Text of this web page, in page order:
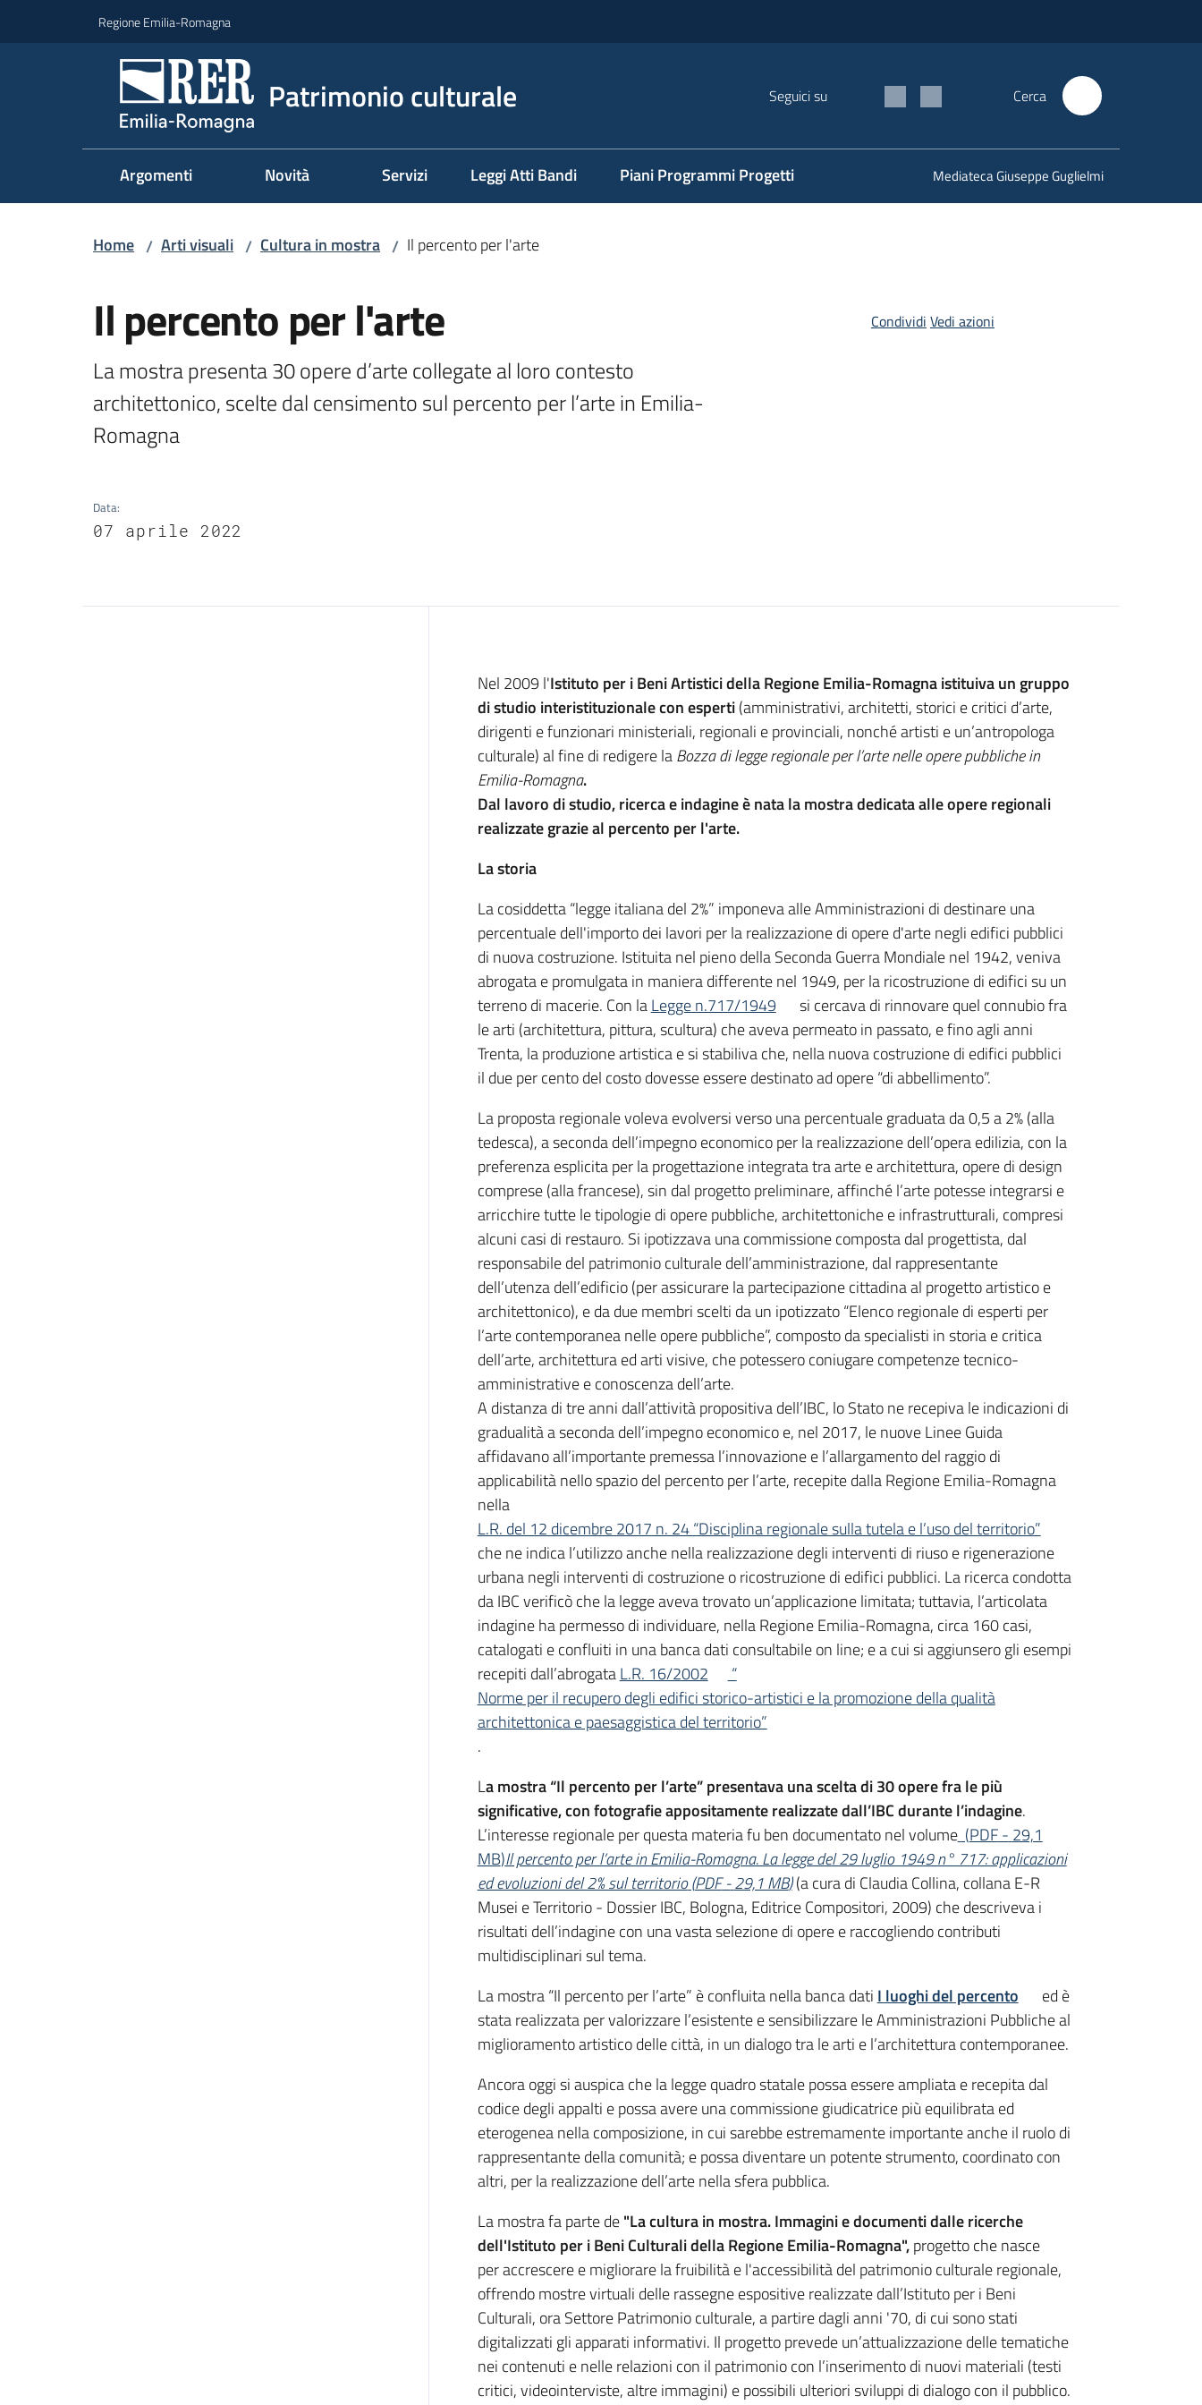
Regione Emilia-Romagna
Patrimonio culturale Seguici su Cerca
Argomenti Novità Servizi Leggi Atti Bandi Piani Programmi Progetti Mediateca Giuseppe Guglielmi
Home / Arti visuali / Cultura in mostra / Il percento per l'arte
Il percento per l'arte
La mostra presenta 30 opere d’arte collegate al loro contesto
architettonico, scelte dal censimento sul percento per l’arte in Emilia-
Romagna
Data:
07 aprile 2022
Condividi Vedi azioni
Introduzione
Nel 2009 l'Istituto per i Beni Artistici della Regione Emilia-Romagna istituiva un gruppo
di studio interistituzionale con esperti(amministrativi, architetti, storici e critici d’arte,
dirigenti e funzionari ministeriali, regionali e provinciali, nonché artisti e un’antropologa
culturale) al fine di redigere laBozza di legge regionale per l’arte nelle opere pubbliche in
Emilia-Romagna.
Dal lavoro di studio, ricerca e indagine è nata la mostra dedicata alle opere regionali
realizzate grazie al percento per l'arte.
La storia
La cosiddetta “legge italiana del 2%” imponeva alle Amministrazioni di destinare una
percentuale dell'importo dei lavori per la realizzazione di opere d'arte negli edifici pubblici
di nuova costruzione. Istituita nel pieno della Seconda Guerra Mondiale nel 1942, veniva
abrogata e promulgata in maniera differente nel 1949, per la ricostruzione di edifici su un
terreno di macerie. Con laLegge n.717/1949
si cercava di rinnovare quel connubio fra
le arti (architettura, pittura, scultura) che aveva permeato in passato, e fino agli anni
Trenta, la produzione artistica e si stabiliva che, nella nuova costruzione di edifici pubblici
il due per cento del costo dovesse essere destinato ad opere “di abbellimento”.
La proposta regionale voleva evolversi verso una percentuale graduata da 0,5 a 2% (alla
tedesca), a seconda dell’impegno economico per la realizzazione dell’opera edilizia, con la
preferenza esplicita per la progettazione integrata tra arte e architettura, opere di design
comprese (alla francese), sin dal progetto preliminare, affinché l’arte potesse integrarsi e
arricchire tutte le tipologie di opere pubbliche, architettoniche e infrastrutturali, compresi
alcuni casi di restauro. Si ipotizzava una commissione composta dal progettista, dal
responsabile del patrimonio culturale dell’amministrazione, dal rappresentante
dell’utenza dell’edificio (per assicurare la partecipazione cittadina al progetto artistico e
architettonico), e da due membri scelti da un ipotizzato “Elenco regionale di esperti per
l’arte contemporanea nelle opere pubbliche”, composto da specialisti in storia e critica
dell’arte, architettura ed arti visive, che potessero coniugare competenze tecnico-
amministrative e conoscenza dell’arte.
A distanza di tre anni dall’attività propositiva dell’IBC, lo Stato ne recepiva le indicazioni di
gradualità a seconda dell’impegno economico e, nel 2017, le nuove Linee Guida
affidavano all’importante premessa l’innovazione e l’allargamento del raggio di
applicabilità nello spazio del percento per l’arte, recepite dalla Regione Emilia-Romagna
nella
L.R. del 12 dicembre 2017 n. 24 “Disciplina regionale sulla tutela e l’uso del territorio”
che ne indica l’utilizzo anche nella realizzazione degli interventi di riuso e rigenerazione
urbana negli interventi di costruzione o ricostruzione di edifici pubblici. La ricerca condotta
da IBC verificò che la legge aveva trovato un’applicazione limitata; tuttavia, l’articolata
indagine ha permesso di individuare, nella Regione Emilia-Romagna, circa 160 casi,
catalogati e confluiti in una banca dati consultabile on line; e a cui si aggiunsero gli esempi
recepiti dall’abrogataL.R. 16/2002
“
Norme per il recupero degli edifici storico-artistici e la promozione della qualità
architettonica e paesaggistica del territorio”
.
La mostra “Il percento per l’arte” presentava una scelta di 30 opere fra le più
significative, con fotografie appositamente realizzate dall’IBC durante l’indagine.
L’interesse regionale per questa materia fu ben documentato nel volume (PDF- 29,1
MB)Il percento per l’arte in Emilia-Romagna. La legge del 29 luglio 1949 n° 717: applicazioni
ed evoluzioni del 2% sul territorio(PDF-29,1 MB)(a cura di Claudia Collina, collana E-R
Musei e Territorio - Dossier IBC, Bologna, Editrice Compositori, 2009) che descriveva i
risultati dell’indagine con una vasta selezione di opere e raccogliendo contributi
multidisciplinari sul tema.
La mostra “Il percento per l’arte” è confluita nella banca dati I luoghi del percento
ed è
stata realizzata per valorizzare l’esistente e sensibilizzare le Amministrazioni Pubbliche al
miglioramento artistico delle città, in un dialogo tra le arti e l’architettura contemporanee.
Ancora oggi si auspica che la legge quadro statale possa essere ampliata e recepita dal
codice degli appalti e possa avere una commissione giudicatrice più equilibrata ed
eterogenea nella composizione, in cui sarebbe estremamente importante anche il ruolo di
rappresentante della comunità; e possa diventare un potente strumento, coordinato con
altri, per la realizzazione dell’arte nella sfera pubblica.
La mostra fa parte de"La cultura in mostra.Immagini e documenti dalle ricerche
dell'Istituto per i Beni Culturali della Regione Emilia-Romagna",progetto chenasce
per accrescere e migliorare la fruibilità e l'accessibilità del patrimonio culturale regionale,
offrendo mostre virtuali delle rassegne espositive realizzate dall’Istituto per i Beni
Culturali, ora Settore Patrimonio culturale, a partire dagli anni '70, di cui sono stati
digitalizzati gli apparati informativi. Il progetto prevede un’attualizzazione delle tematiche
nei contenuti e nelle relazioni con il patrimonio con l’inserimento di nuovi materiali (testi
critici, videointerviste, altre immagini) e possibili ulteriori sviluppi di dialogo con il pubblico.